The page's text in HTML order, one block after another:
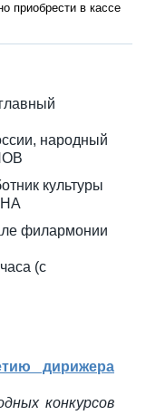
приобрести в кассе
народный
культуры
филармонии
(с
дирижера
конкурсов